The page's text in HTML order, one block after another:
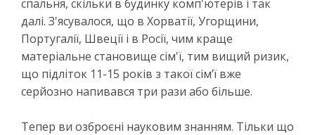
спальня, скільки в будинку комп'ютерів і так
далі. З'ясувалося, що в Хорватії, Угорщини,
Португалії, Швеції і в Росії, чим краще
матеріальне становище сім'ї, тим вищий ризик,
що підліток 11-15 років з такої сім’ї вже
серйозно напивався три рази або більше.
Тепер ви озброєні науковим знанням. Тільки що